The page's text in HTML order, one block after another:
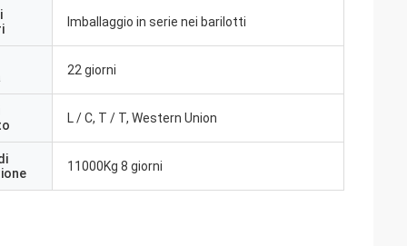
Imballaggio in serie nei barilotti
22 giorni
L / C, T / T, Western Union
11000Kg 8 giorni